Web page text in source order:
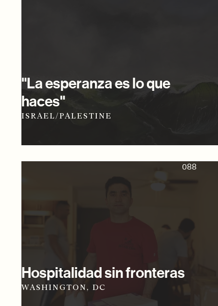
"La esperanza es lo que
haces"
ISRAEL/PALESTINE
088
Hospitalidad sin fronteras
WASHINGTON, DC